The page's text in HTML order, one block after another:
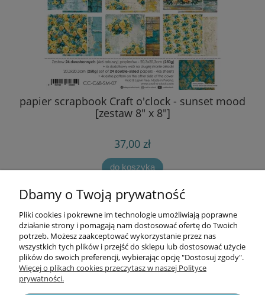
papier scrapbook Craft o'clock - sunset mood
[zestaw 8" x 8"]
37,00 zł
do koszyka
Informacje
Opłaty i koszty dostawy
Dbamy o Twoją prywatność
Pliki cookies i pokrewne im technologie umożliwiają poprawne
działanie strony i pomagają nam dostosować ofertę do Twoich
potrzeb. Możesz zaakceptować wykorzystanie przez nas
wszystkich tych plików i przejść do sklepu lub dostosować użycie
plików do swoich preferencji, wybierając opcję "Dostosuj zgody".
Więcej o plikach cookies przeczytasz w naszej Polityce
prywatności.